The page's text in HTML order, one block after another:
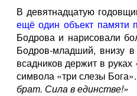
В девятнадцатую
ещё один объект памяти
Бодрова и нарисовали
Бодров-младший, внизу
всадников держит в
символа «три слезы
брат. Сила в единстве!»